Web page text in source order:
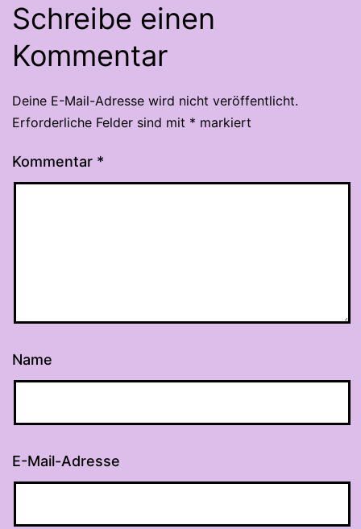
Schreibe einen
Kommentar
Deine E-Mail-Adresse wird nicht veröffentlicht.
Erforderliche Felder sind mit * markiert
Kommentar *
Name
E-Mail-Adresse